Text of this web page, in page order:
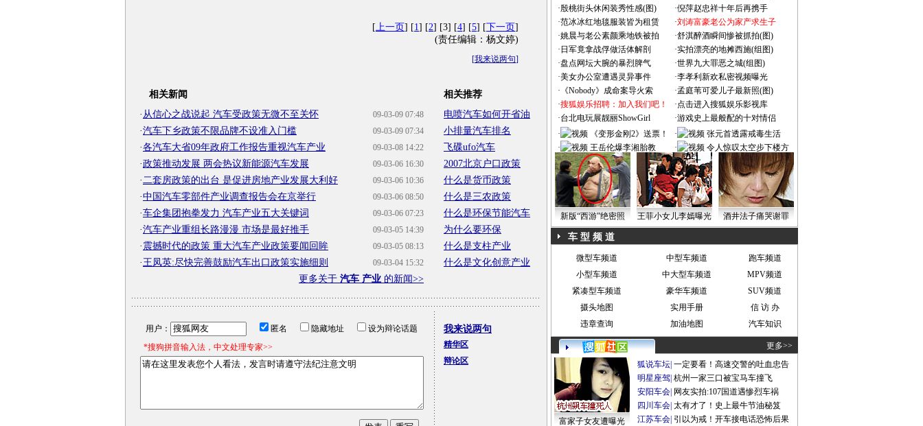
[上一页] [1] [2] [3] [4] [5] [下一页]
(责任编辑：杨文婷)
[我来说两句]
相关新闻
09-03-09 07:48
· 从信心之战说起 汽车受政策无微不至关怀
09-03-09 07:34
·汽车下乡政策不限品牌不设准入门槛
09-03-08 14:22
·各汽车大省09年政府工作报告重视汽车产业
09-03-06 16:30
·政策推动发展 两会热议新能源汽车发展
09-03-06 10:36
·二套房政策的出台 是促进房地产业发展大利好
09-03-06 08:50
·中国汽车零部件产业调查报告会在京举行
09-03-06 07:23
·车企集团抱拳发力 汽车产业五大关键词
09-03-05 14:39
·汽车产业重组长路漫漫 市场是最好推手
09-03-05 08:13
· 震撼时代的政策 重大汽车产业政策要闻回眸
09-03-04 15:32
·王凤英:尽快完善鼓励汽车出口政策实施细则
更多关于 汽车 产业 的新闻>>
相关推荐
电喷汽车如何开省油
小排量汽车排名
飞碟ufo汽车
2007北京户口政策
什么是货币政策
什么是三农政策
什么是环保节能汽车
为什么要环保
什么是支柱产业
什么是文化创意产业
用户： 匿名 隐藏地址
设为辩论话题
*搜狗拼音输入法，中文处理专家>>
我来说两句
精华区
辩论区
·殷桃街头休闲装秀性感(图) ·倪萍赵忠祥十年后再携手
·范冰冰红地毯服装皆为租赁 ·刘涛富豪老公为家产求生子
·姚晨与老公素颜乘地铁被拍 ·舒淇醉酒瞬间惨被抓拍(图)
· 日军竟拿战俘做活体解剖 ·实拍漂亮的地摊西施(组图)
·盘点网坛大腕的暴烈脾气 ·世界九大罪恶之城(组图)
·美女办公室遭遇灵异事件 ·李孝利新欢私密视频曝光
· 《Nobody》成命案导火索 ·孟庭苇可爱儿子最新照(图)
·搜狐娱乐招聘：加入我们吧！ ·点击进入搜狐娱乐影视库
·台北电玩展靓丽ShowGirl ·游戏史上最般配的十对情侣
·
《变形金刚2》送票！ ·
张元首透露戒毒生活
·
王岳伦爆李湘胎教 ·
令人惊叹太空步下楼方
式
新版“西游”绝密照 王菲小女儿李嫣曝光 酒井法子痛哭谢罪
车 型 频 道
微型车频道 中型车频道
跑车频道
小型车频道
中大型车频道
MPV频道
紧凑型车频道
豪华车频道
SUV频道
摄头地图
实用手册
信 访 办
违章查询
加油地图 汽车知识
更多>>
富家子女友遭曝光
狐说车坛 一定要看！高速交警的吐血忠告
明星座驾 杭州一家三口被宝马车撞飞
安阳车会 网友实拍:107国道遇惨烈车祸
四川车会 太有才了！史上最牛节油秘笈
江苏车会 引以为戒！开车接电话恐怖后果